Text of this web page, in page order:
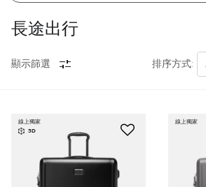
長途出行
顯示篩選 排序方式:
線上獨家
3D
線上獨家